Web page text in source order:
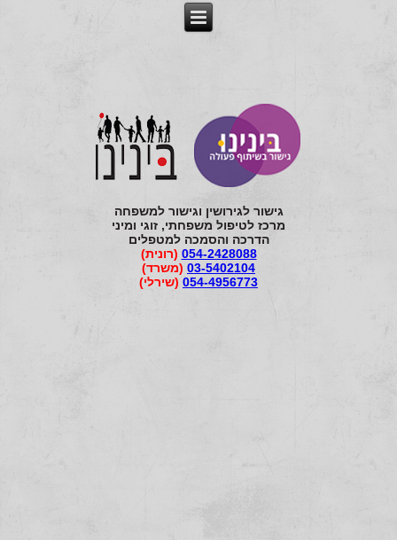
גישור לגירושין וגישור למשפחה
מרכז לטיפול משפחתי, זוגי ומיני
הדרכה והסמכה למטפלים
054-2428088 (רונית)
03-5402104 (משרד)
054-4956773 (שירלי)